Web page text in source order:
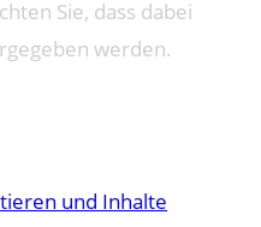
Sie, dass dabei
werden.
und Inhalte